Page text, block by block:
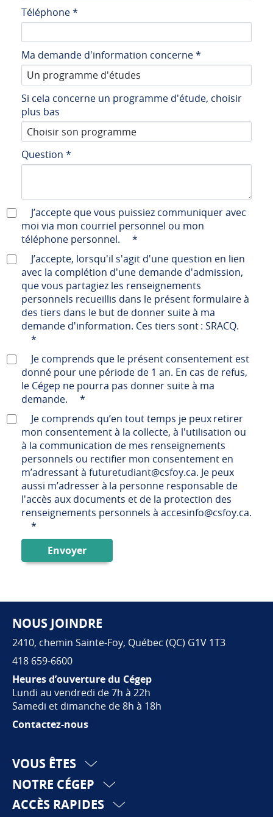
Téléphone*
Ma demande d'information concerne*
Si cela concerne un programme d'étude, choisir
plus bas
Question *
J’accepte que vous puissiez communiquer avec
moi via mon courriel personnel ou mon
téléphone personnel.
*
J’accepte, lorsqu'il s'agit d'une question en lien
avec la complétion d'une demande d'admission,
que vous partagiez les renseignements
personnels recueillis dans le présent formulaire à
des tiers dans le but de donner suite à ma
demande d'information. Ces tiers sont : SRACQ.
*
Je comprends que le présent consentement est
donné pour une période de 1 an. En cas de refus,
le Cégep ne pourra pas donner suite à ma
demande.
*
Je comprends qu’en tout temps je peux retirer
mon consentement à la collecte, à l'utilisation ou
à la communication de mes renseignements
personnels ou rectifier mon consentement en
m’adressant à futuretudiant@csfoy.ca. Je peux
aussi m’adresser à la personne responsable de
l'accès aux documents et de la protection des
renseignements personnels à accesinfo@csfoy.ca.
*
Envoyer
Pied de page
NOUS JOINDRE
2410, chemin Sainte-Foy, Québec (QC) G1V 1T3
418 659-6600
Heures d’ouverture du Cégep
Lundi au vendredi de 7h à 22h
Samedi et dimanche de 8h à 18h
Contactez-nous
VOUS ÊTES
NOTRE CÉGEP
ACCÈS RAPIDES